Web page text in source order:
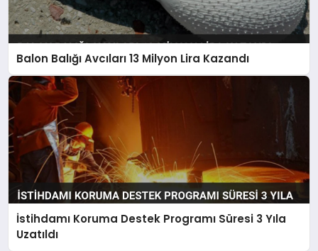
Balon Balığı Avcıları 13 Milyon Lira Kazandı
İstihdamı Koruma Destek Programı Süresi 3 Yıla
Uzatıldı